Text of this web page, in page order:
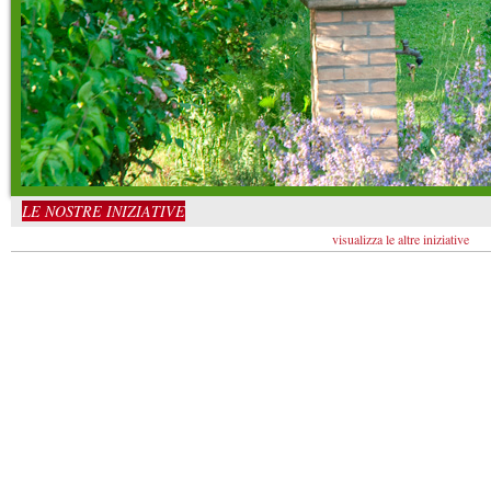
LE NOSTRE INIZIATIVE
visualizza le altre iniziative